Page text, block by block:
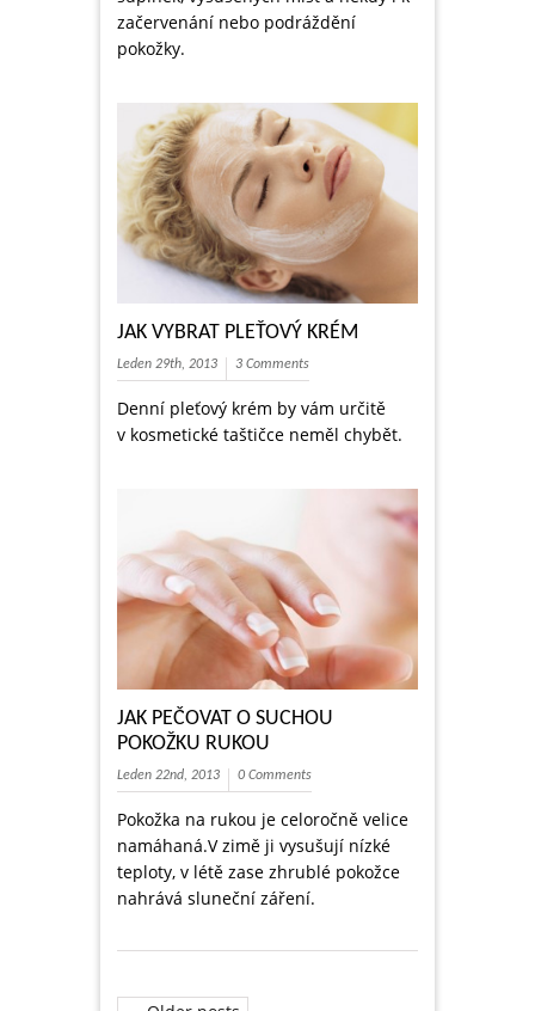
začervenání nebo podráždění
pokožky.
JAK VYBRAT PLEŤOVÝ KRÉM
Leden 29th, 2013 3 Comments
Denní pleťový krém by vám určitě
v kosmetické taštičce neměl chybět.
JAK PEČOVAT O SUCHOU
POKOŽKU RUKOU
Leden 22nd, 2013 0 Comments
Pokožka na rukou je celoročně velice
namáhaná.V zimě ji vysušují nízké
teploty, v létě zase zhrublé pokožce
nahrává sluneční záření.